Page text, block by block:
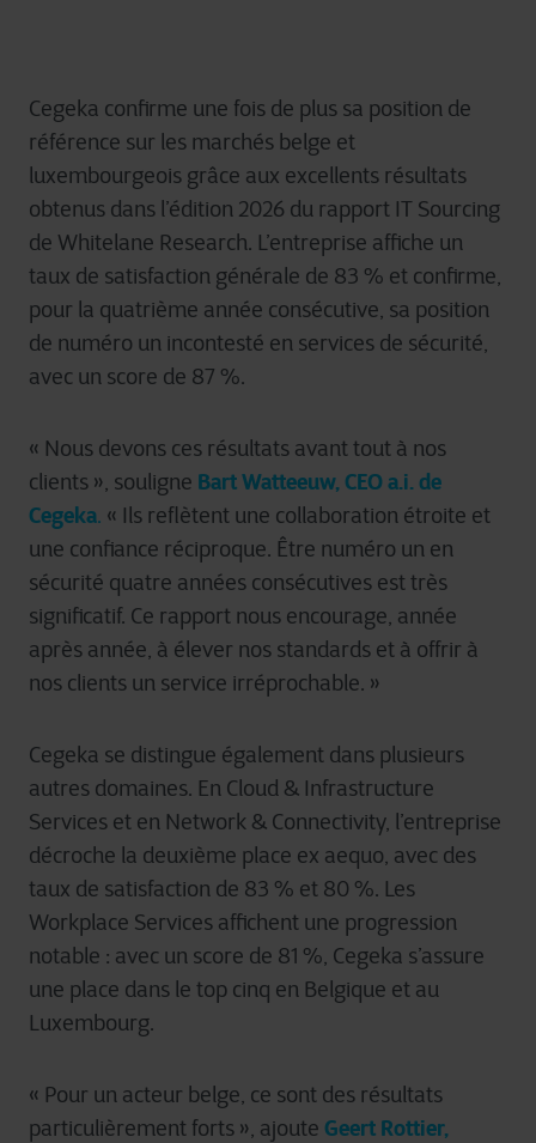
Cegeka confirme une fois de plus sa position de
référence sur les marchés belge et
luxembourgeois grâce aux excellents résultats
obtenus dans l’édition 2026 du rapport IT Sourcing
de Whitelane Research. L’entreprise affiche un
taux de satisfaction générale de 83 % et confirme,
pour la quatrième année consécutive, sa position
de numéro un incontesté en services de sécurité,
avec un score de 87 %.
« Nous devons ces résultats avant tout à nos
clients », souligne Bart Watteeuw, CEO a.i. de
Cegeka. « Ils reflètent une collaboration étroite et
une confiance réciproque. Être numéro un en
sécurité quatre années consécutives est très
significatif. Ce rapport nous encourage, année
après année, à élever nos standards et à offrir à
nos clients un service irréprochable. »
Cegeka se distingue également dans plusieurs
autres domaines. En Cloud & Infrastructure
Services et en Network & Connectivity, l’entreprise
décroche la deuxième place ex aequo, avec des
taux de satisfaction de 83 % et 80 %. Les
Workplace Services affichent une progression
notable : avec un score de 81 %, Cegeka s’assure
une place dans le top cinq en Belgique et au
Luxembourg.
« Pour un acteur belge, ce sont des résultats
particulièrement forts », ajoute Geert Rottier,